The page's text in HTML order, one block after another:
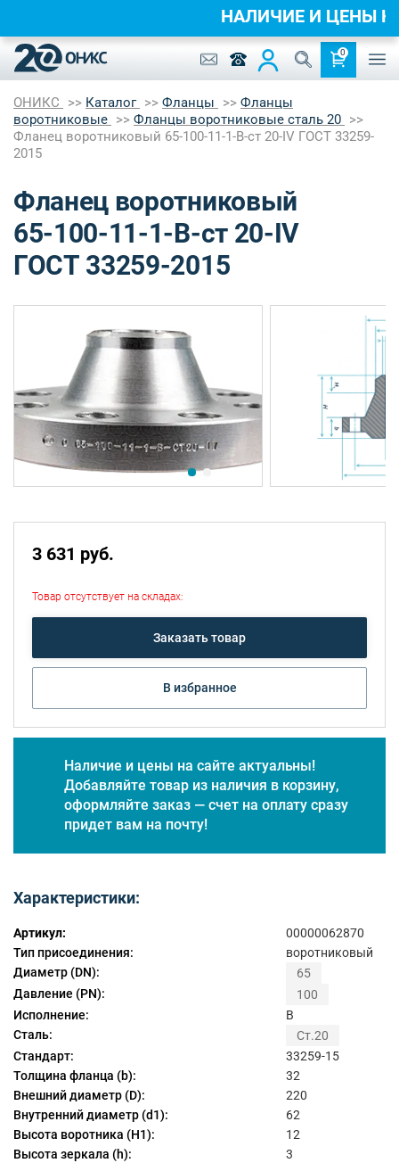
0
ОНИКС Каталог Фланцы
Фланцы
воротниковые
Фланцы воротниковые сталь 20
Фланец воротниковый 65-100-11-1-B-ст 20-IV ГОСТ 33259-
2015
Фланец воротниковый
65-100-11-1-B-ст 20-IV
ГОСТ 33259-2015
3 631 руб.
Товар отсутствует на складах:
Заказать товар
В избранное
Наличие и цены на сайте актуальны!
Добавляйте товар из наличия в корзину,
оформляйте заказ — счет на оплату сразу
придет вам на почту!
Характеристики:
Артикул:
00000062870
Тип присоединения:
воротниковый
Диаметр (DN):
65
Давление (PN):
100
Исполнение:
B
Сталь:
Ст.20
Стандарт:
33259-15
Толщина фланца (b):
32
Внешний диаметр (D):
220
Внутренний диаметр (d1):
62
Высота воротника (H1):
12
Высота зеркала (h):
3
НАЛИЧИЕ И